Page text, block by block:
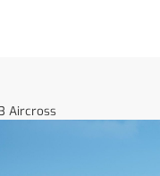
Aircross